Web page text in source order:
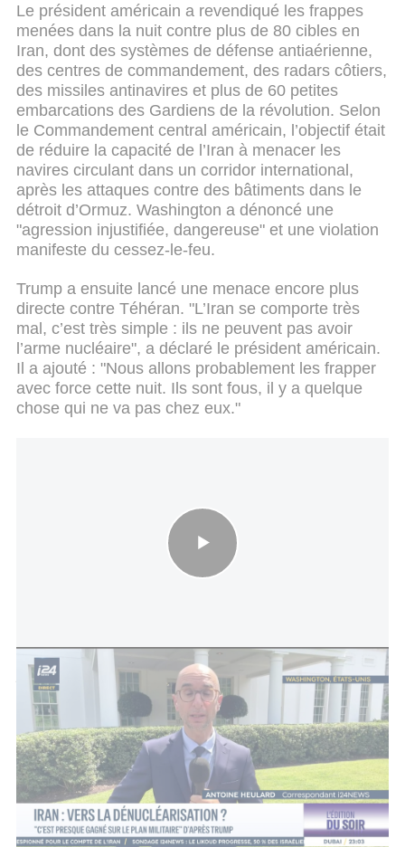
Le président américain a revendiqué les frappes
menées dans la nuit contre plus de 80 cibles en
Iran, dont des systèmes de défense antiaérienne,
des centres de commandement, des radars côtiers,
des missiles antinavires et plus de 60 petites
embarcations des Gardiens de la révolution. Selon
le Commandement central américain, l’objectif était
de réduire la capacité de l’Iran à menacer les
navires circulant dans un corridor international,
après les attaques contre des bâtiments dans le
détroit d’Ormuz. Washington a dénoncé une
"agression injustifiée, dangereuse" et une violation
manifeste du cessez-le-feu.
Trump a ensuite lancé une menace encore plus
directe contre Téhéran. "L’Iran se comporte très
mal, c’est très simple : ils ne peuvent pas avoir
l’arme nucléaire", a déclaré le président américain.
Il a ajouté : "Nous allons probablement les frapper
avec force cette nuit. Ils sont fous, il y a quelque
chose qui ne va pas chez eux."
Iran : vers la dénucléarisation ? - "C'est presque gagné sur le
plan militaire" d'après Trump
La tension s’est aussi traduite sur le plan
diplomatique :Israël a été informéque le
secrétaire américain à la Défense, Pete Hegseth,
ne se rendrait finalement pas dans le pays pour
une visite attendue.